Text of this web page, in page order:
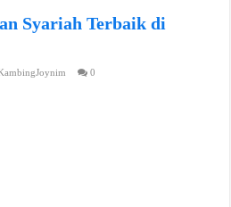
Syariah Terbaik di
0